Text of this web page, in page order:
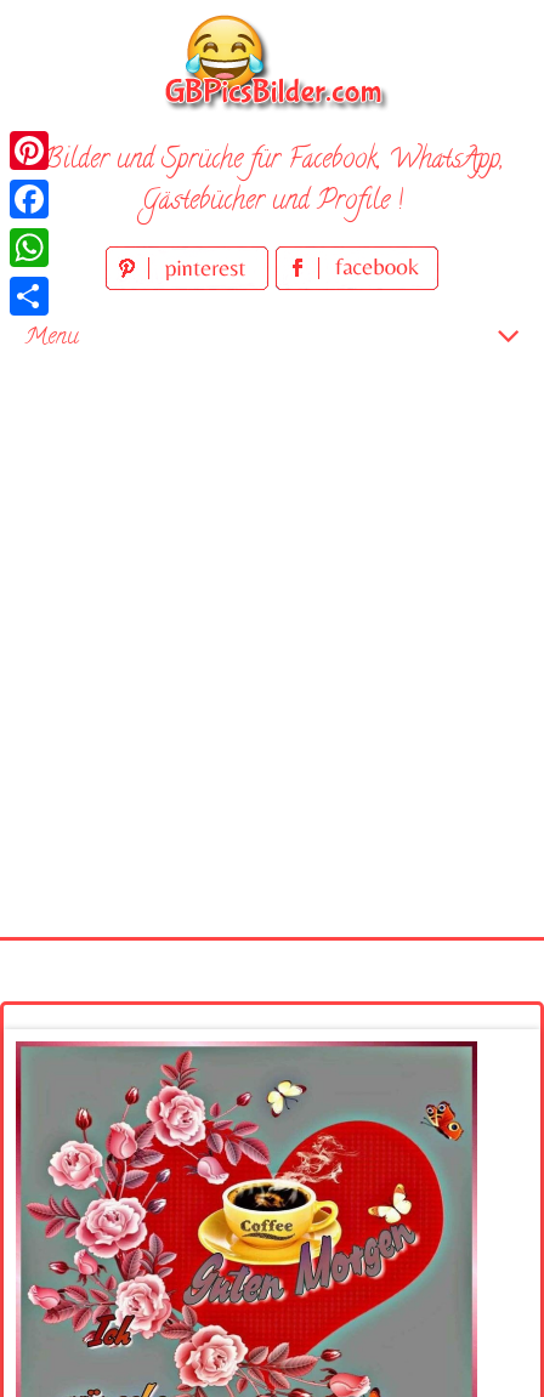
Bilder und Sprüche für Facebook, WhatsApp,
Gästebücher und Profile !
Menu
Pinterest
Facebook
WhatsApp
Teilen